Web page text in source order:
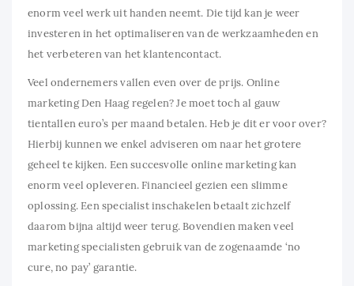
enorm veel werk uit handen neemt. Die tijd kan je weer
investeren in het optimaliseren van de werkzaamheden en
het verbeteren van het klantencontact.
Veel ondernemers vallen even over de prijs. Online
marketing Den Haag regelen? Je moet toch al gauw
tientallen euro’s per maand betalen. Heb je dit er voor over?
Hierbij kunnen we enkel adviseren om naar het grotere
geheel te kijken. Een succesvolle online marketing kan
enorm veel opleveren. Financieel gezien een slimme
oplossing. Een specialist inschakelen betaalt zichzelf
daarom bijna altijd weer terug. Bovendien maken veel
marketing specialisten gebruik van de zogenaamde ‘no
cure, no pay’ garantie.